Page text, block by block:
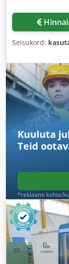
Seisukord:
Kuuluta
Teid
*reklaami kohta/